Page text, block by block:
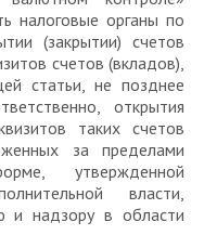
налоговые органы по
(закрытии) счетов
счетов (вкладов),
статьи, не позднее
открытия
таких счетов
за пределами
утвержденной
власти,
и надзору в области